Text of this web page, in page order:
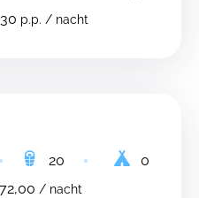
p.p. / nacht
20
0
/ nacht